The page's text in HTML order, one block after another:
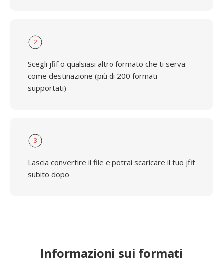
2
Scegli jfif o qualsiasi altro formato che ti serva
come destinazione (più di 200 formati
supportati)
3
Lascia convertire il file e potrai scaricare il tuo jfif
subito dopo
Informazioni sui formati